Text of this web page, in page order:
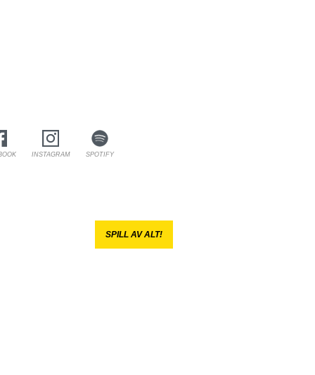
INSTAGRAM SPOTIFY
SPILL AV ALT!